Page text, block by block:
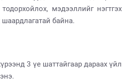
мэдээллийг нэгтгэх
шаардлагатай байна.
3 үе шаттайгаар дараах үйл